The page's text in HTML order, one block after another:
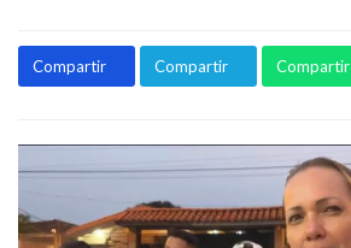
Compartir Compartir Compartir